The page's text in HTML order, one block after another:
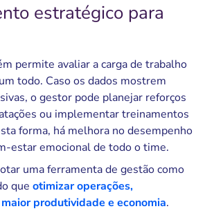
estratégico para
permite avaliar a carga de trabalho
todo. Caso os dados mostrem
o gestor pode planejar reforços
ou implementar treinamentos
forma, há melhora no desempenho
estar emocional de todo o time.
uma ferramenta de gestão como
que otimizar operações,
produtividade e economia.